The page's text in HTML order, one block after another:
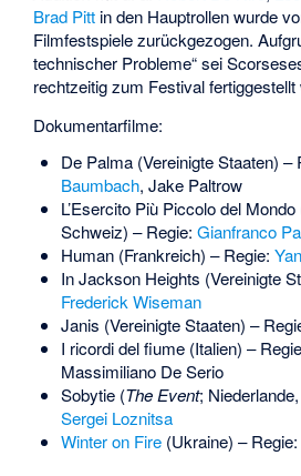
Brad Pitt in den Hauptrollen wurde
Filmfestspiele zurückgezogen.
technischer Probleme“ sei
rechtzeitig zum Festival fertiggestellt
Dokumentarfilme:
De Palma (Vereinigte Staaten) –
Baumbach, Jake Paltrow
L’Esercito Più Piccolo del
Schweiz) – Regie: Gianfranco
Human (Frankreich) – Regie:
In Jackson Heights (Vereinigte
Frederick Wiseman
Janis (Vereinigte Staaten) –
I ricordi del fiume (Italien) –
Massimiliano De Serio
Sobytie (The Event;
Sergei Loznitsa
Winter on Fire(Ukraine) – Regie: